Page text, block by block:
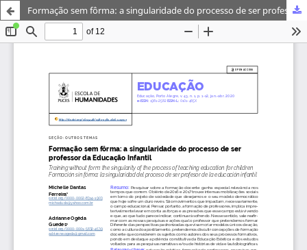
Formação sem fôrma: a singularidade do processo de ser professor da Educação Infantil